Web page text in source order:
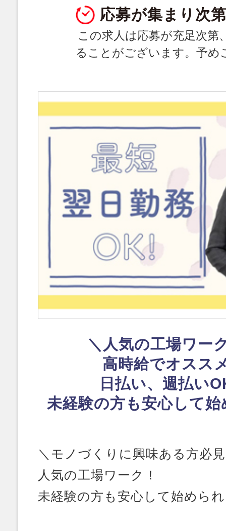
応募が集まり次
この求人は応募が充足次第
ることがございます。予め
＼人気の工場ワー
高時給でオスス
日払い、週払い
未経験の方も安心して
＼モノづくりに興味ある方必
人気の工場ワーク！
未経験の方も安心して始めら